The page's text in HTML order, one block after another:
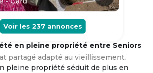
Voir les 237 annonces
en pleine propriété entre Seniors
partagé adapté au vieillissement.
pleine propriété séduit de plus en